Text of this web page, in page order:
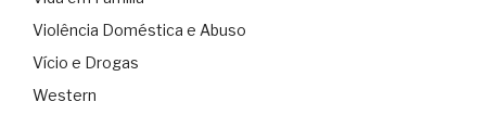
Violência Doméstica e Abuso
Vício e Drogas
Western